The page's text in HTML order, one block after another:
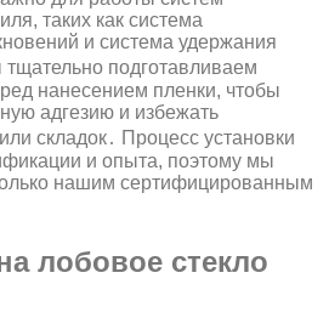
таких как система
и система удержания
подготавливаем
нанесением пленки, чтобы
адгезию и избежать
складок․ Процесс установки
и опыта, поэтому мы
нашим сертифицированным
лобовое стекло